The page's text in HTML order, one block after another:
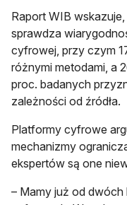
Raport WIB
sprawdza
cyfrowej, przy czym
różnymi metodami, a
proc. badanych
zależności od źródła.
Platformy cyfrowe
mechanizmy
ekspertów są one
– Mamy już od